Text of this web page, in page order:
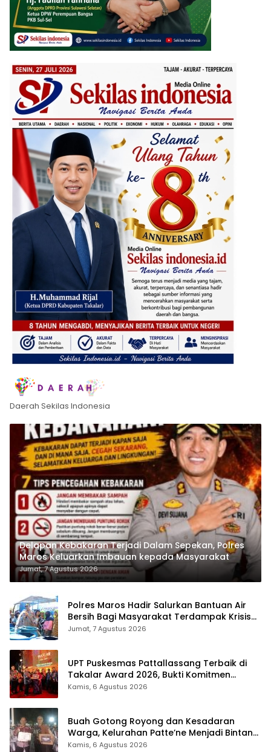
Daerah Sekilas Indonesia
Delapan Kebakaran Terjadi Dalam Sepekan, Polres
Maros Keluarkan Imbauan kepada Masyarakat
Jumat, 7 Agustus 2026
Polres Maros Hadir Salurkan Bantuan Air
Bersih Bagi Masyarakat Terdampak Krisis
Air Bersih Di Maros
Jumat, 7 Agustus 2026
UPT Puskesmas Pattallassang Terbaik di
Takalar Award 2026, Bukti Komitmen
Hadirkan Pelayanan Kesehatan Berkualitas
Kamis, 6 Agustus 2026
Buah Gotong Royong dan Kesadaran
Warga, Kelurahan Patte’ne Menjadi Bintang
Takalar Award 2026
Kamis, 6 Agustus 2026